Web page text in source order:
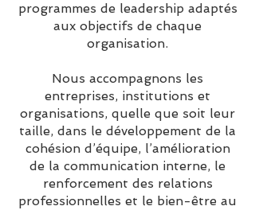
programmes de leadership adaptés
aux objectifs de chaque
organisation.
Nous accompagnons les
entreprises, institutions et
organisations, quelle que soit leur
taille, dans le développement de la
cohésion d’équipe, l’amélioration
de la communication interne, le
renforcement des relations
professionnelles et le bien-être au